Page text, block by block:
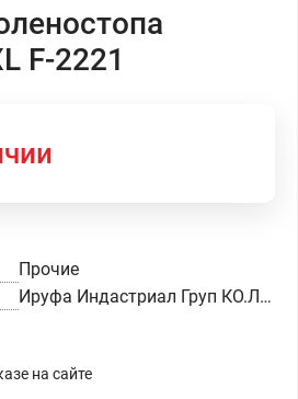
F-2221
Прочие
Ируфа Индастриал Груп КО.ЛТД
на сайте